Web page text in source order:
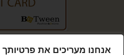
אנחנו מעריכים את פרטיותך
קנייה